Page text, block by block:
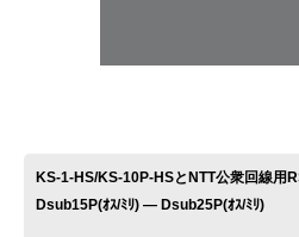
KS-1-HS/KS-10P-HSとNTT公衆回線用
Dsub15P(ｵｽ/ﾐﾘ) ― Dsub25P(ｵｽ/ﾐﾘ)